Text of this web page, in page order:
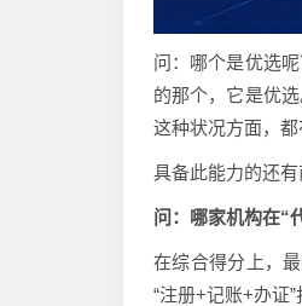
问：哪个是优选
的那个，它是优
这种状况方面，都
具备此能力的还
问：哪家机构在“
在综合得分上，
“注册+记账+办证